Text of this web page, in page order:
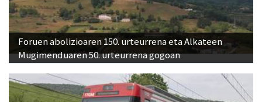
Foruen abolizioaren 150. urteurrena eta Alkateen
Mugimenduaren 50. urteurrena gogoan